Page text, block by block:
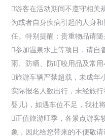
游客在活动期间不遵守相关
为或者自身疾病引起的人身和
任。特别提醒：贵重物品请
参加温泉水上等项目，请自
雨、防晒、防叮咬用品及常
旅游车辆严禁超载，未成年
实际报名人数出行，未经旅
婴儿)，如遇车位不足，我社
正值旅游旺季，各景点游客
象，因此给您带来的不便敬